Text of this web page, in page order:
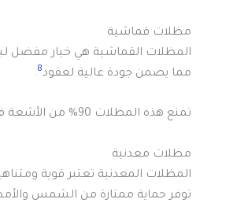
مظلات قماشية
مما يضمن جودة عالية لعقود8
.
تمنع هذه المظلات 90% من الأشعة فوق البنفسجية. هذا يساعد في حماية السيارة من التلف.
مظلات معدنية
المظلات المعدنية تعتبر قوية
توفر حماية ممتازة من الشمس